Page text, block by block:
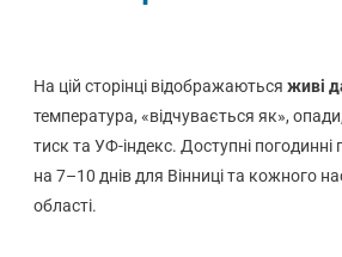
На цій сторінці відображаються живі
температура, «відчувається як», опади,
тиск та УФ-індекс. Доступні погодинні
на 7–10 днів для Вінниці та кожного
області.